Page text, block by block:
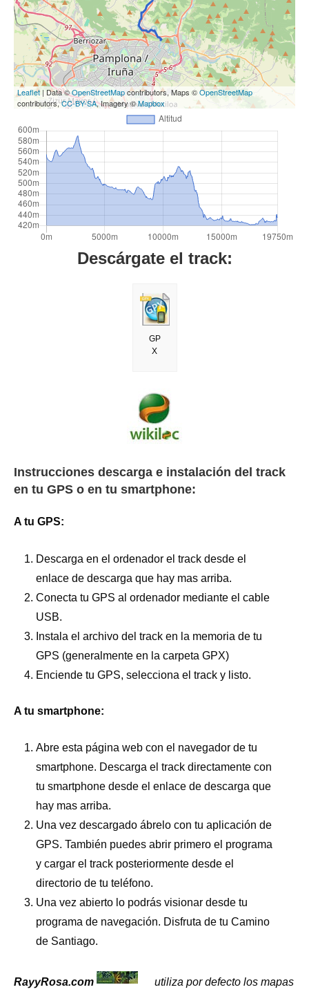
Leaflet | Data ©OpenStreetMapcontributors, Maps ©OpenStreetMap
contributors,CC-BY-SA, Imagery ©Mapbox
Descárgate el track:
GP
X
Instrucciones descarga e instalación del track
en tu GPS o en tu smartphone:
A tu GPS:
Descarga en el ordenador el track desde el
enlace de descarga que hay mas arriba.
Conecta tu GPS al ordenador mediante el cable
USB.
Instala el archivo del track en la memoria de tu
GPS (generalmente en la carpeta GPX)
Enciende tu GPS, selecciona el track y listo.
A tu smartphone:
Abre esta página web con el navegador de tu
smartphone. Descarga el track directamente con
tu smartphone desde el enlace de descarga que
hay mas arriba.
Una vez descargado ábrelo con tu aplicación de
GPS. También puedes abrir primero el programa
y cargar el track posteriormente desde el
directorio de tu teléfono.
Una vez abierto lo podrás visionar desde tu
programa de navegación. Disfruta de tu Camino
de Santiago.
RayyRosa.com utiliza por defecto los mapas